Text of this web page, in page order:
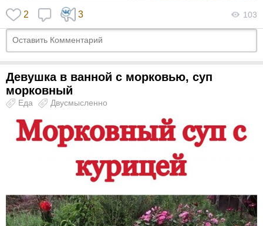
2 3 103
Девушка в ванной с морковью, суп
морковный
Еда Двусмысленно